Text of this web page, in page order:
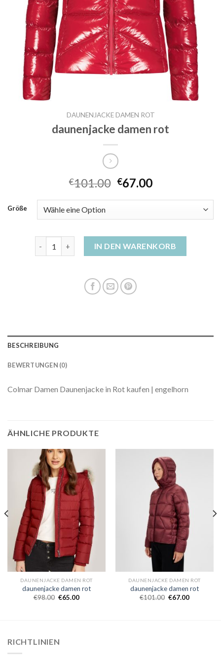
DAUNENJACKE DAMEN ROT
daunenjacke damen rot
€101.00 €67.00
Größe
IN DEN WARENKORB
BESCHREIBUNG
BEWERTUNGEN (0)
Colmar Damen Daunenjacke in Rot kaufen | engelhorn
ÄHNLICHE PRODUKTE
DAUNENJACKE DAMEN ROT
daunenjacke damen rot
€98.00 €65.00
DAUNENJACKE DAMEN ROT
daunenjacke damen rot
€101.00 €67.00
RICHTLINIEN